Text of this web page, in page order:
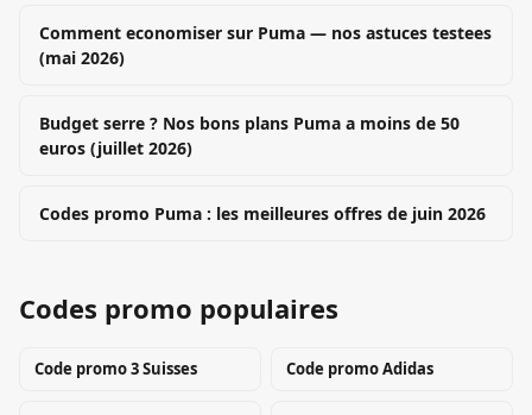
Comment economiser sur Puma — nos astuces testees
(mai 2026)
Budget serre ? Nos bons plans Puma a moins de 50
euros (juillet 2026)
Codes promo Puma : les meilleures offres de juin 2026
Codes promo populaires
Code promo3 Suisses Code promoAdidas